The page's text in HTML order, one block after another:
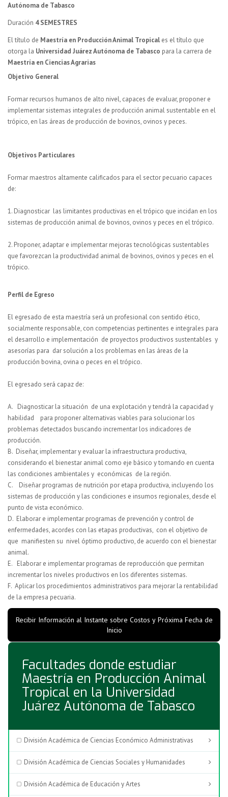
Autónoma de Tabasco
Duración 4 SEMESTRES
El título de Maestría en Producción Animal Tropical es el título que
otorga la Universidad Juárez Autónoma de Tabasco para la carrera de
Maestría en Ciencias Agrarias
Objetivo General
Formar recursos humanos de alto nivel, capaces de evaluar, proponer e
implementar sistemas integrales de producción animal sustentable en el
trópico, en las áreas de producción de bovinos, ovinos y peces.
Objetivos Particulares
Formar maestros altamente calificados para el sector pecuario capaces
de:
1. Diagnosticar las limitantes productivas en el trópico que incidan en los
sistemas de producción animal de bovinos, ovinos y peces en el trópico.
2. Proponer, adaptar e implementar mejoras tecnológicas sustentables
que favorezcan la productividad animal de bovinos, ovinos y peces en el
trópico.
Perfil de Egreso
El egresado de esta maestría será un profesional con sentido ético,
socialmente responsable, con competencias pertinentes e integrales para
el desarrollo e implementación de proyectos productivos sustentables y
asesorías para dar solución a los problemas en las áreas de la
producción bovina, ovina o peces en el trópico.
El egresado será capaz de:
A. Diagnosticar la situación de una explotación y tendrá la capacidad y
habilidad para proponer alternativas viables para solucionar los
problemas detectados buscando incrementar los indicadores de
producción.
B. Diseñar, implementar y evaluar la infraestructura productiva,
considerando el bienestar animal como eje básico y tomando en cuenta
las condiciones ambientales y económicas de la región.
C. Diseñar programas de nutrición por etapa productiva, incluyendo los
sistemas de producción y las condiciones e insumos regionales, desde el
punto de vista económico.
D. Elaborar e implementar programas de prevención y control de
enfermedades, acordes con las etapas productivas, con el objetivo de
que manifiesten su nivel óptimo productivo, de acuerdo con el bienestar
animal.
E. Elaborar e implementar programas de reproducción que permitan
incrementar los niveles productivos en los diferentes sistemas.
F. Aplicar los procedimientos administrativos para mejorar la rentabilidad
de la empresa pecuaria.
Recibir Información al Instante sobre Costos y Próxima Fecha de
Inicio
Facultades donde estudiar
Maestría en Producción Animal
Tropical en la Universidad
Juárez Autónoma de Tabasco
División Académica de Ciencias Económico Administrativas
División Académica de Ciencias Sociales y Humanidades
División Académica de Educación y Artes